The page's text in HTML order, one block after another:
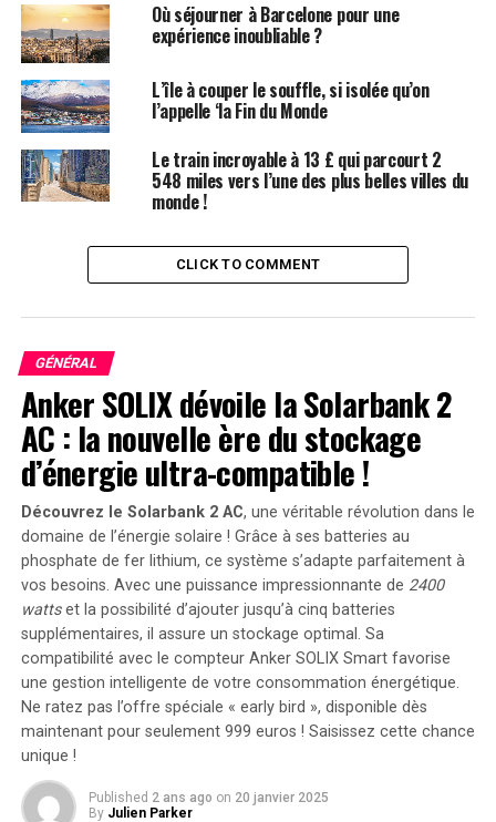
Une Immersion Sonore et
Visuelle
représentée par une chanson et une couverture de
vinyle de sept pouces. Elle a visualisé leurs récits,
intégrant des éléments de leurs histoires dans le
processus de production musicale. Par exemple, dans
Off Work in August, des annonces de bus en cantonais
sont intégrées dans la piste, reflétant l’interview qui a
inspiré l’histoire.
Les monuments et l’ambiance de chaque lieu se
retrouvent dans le schéma de couleurs et la
composition, tout comme les personnalités des
personnages présentés dans le zine. De même, l’humeur
et l’atmosphère se transmettent dans la mélodie de city
pop que Rhythmix_shun a composée pour chaque
destination. Pour le mois d’avril, la destination suggérée
est le Palais Céleste à Yibin, une ville ancienne du
Sichuan, avec une musique à la fois exotique et éthérée.
Où séjourner à Barcelone pour une
expérience inoubliable ?
L’île à couper le souffle, si isolée qu’on
l’appelle ‘la Fin du Monde
Le train incroyable à 13 £ qui parcourt 2
548 miles vers l’une des plus belles villes du
monde !
CLICK TO COMMENT
GÉNÉRAL
Anker SOLIX dévoile la Solarbank 2
AC : la nouvelle ère du stockage
d’énergie ultra-compatible !
Découvrez le Solarbank 2 AC, une véritable révolution dans le
domaine de l’énergie solaire ! Grâce à ses batteries au
phosphate de fer lithium, ce système s’adapte parfaitement à
vos besoins. Avec une puissance impressionnante de 2400
wattset la possibilité d’ajouter jusqu’à cinq batteries
supplémentaires, il assure un stockage optimal. Sa
compatibilité avec le compteur Anker SOLIX Smart favorise
une gestion intelligente de votre consommation énergétique.
Ne ratez pas l’offre spéciale « early bird », disponible dès
maintenant pour seulement 999 euros ! Saisissez cette chance
unique !
Published 2 ans ago on 20 janvier 2025
By Julien Parker